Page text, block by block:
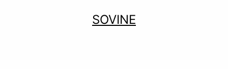
SOVINE